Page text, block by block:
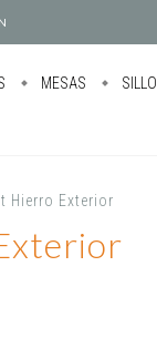
MESAS
Hierro Exterior